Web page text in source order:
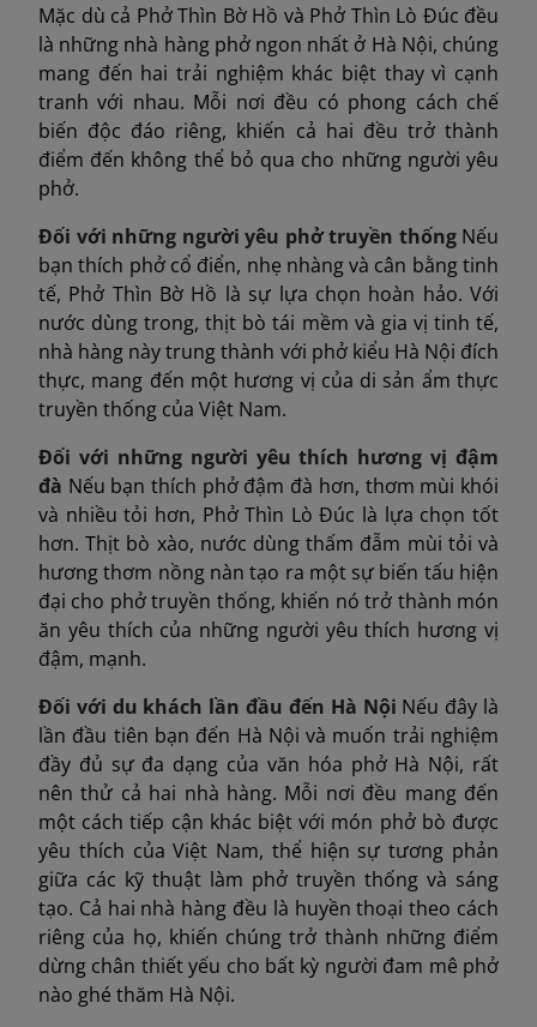
Mặc dù cả Phở Thìn Bờ Hồ và Phở Thìn Lò Đúc đều
là những nhà hàng phở ngon nhất ở Hà Nội, chúng
mang đến hai trải nghiệm khác biệt thay vì cạnh
tranh với nhau. Mỗi nơi đều có phong cách chế
biến độc đáo riêng, khiến cả hai đều trở thành
điểm đến không thể bỏ qua cho những người yêu
phở.
Đối với những người yêu phở truyền thốngNếu
bạn thích phở cổ điển, nhẹ nhàng và cân bằng tinh
tế, Phở Thìn Bờ Hồ là sự lựa chọn hoàn hảo. Với
nước dùng trong, thịt bò tái mềm và gia vị tinh tế,
nhà hàng này trung thành với phở kiểu Hà Nội đích
thực, mang đến một hương vị của di sản ẩm thực
truyền thống của Việt Nam.
Đối với những người yêu thích hương vị đậm
đà Nếu bạn thích phở đậm đà hơn, thơm mùi khói
và nhiều tỏi hơn, Phở Thìn Lò Đúc là lựa chọn tốt
hơn. Thịt bò xào, nước dùng thấm đẫm mùi tỏi và
hương thơm nồng nàn tạo ra một sự biến tấu hiện
đại cho phở truyền thống, khiến nó trở thành món
ăn yêu thích của những người yêu thích hương vị
đậm, mạnh.
Đối với du khách lần đầu đến Hà Nội Nếu đây là
lần đầu tiên bạn đến Hà Nội và muốn trải nghiệm
đầy đủ sự đa dạng của văn hóa phở Hà Nội, rất
nên thử cả hai nhà hàng. Mỗi nơi đều mang đến
một cách tiếp cận khác biệt với món phở bò được
yêu thích của Việt Nam, thể hiện sự tương phản
giữa các kỹ thuật làm phở truyền thống và sáng
tạo. Cả hai nhà hàng đều là huyền thoại theo cách
riêng của họ, khiến chúng trở thành những điểm
dừng chân thiết yếu cho bất kỳ người đam mê phở
nào ghé thăm Hà Nội.